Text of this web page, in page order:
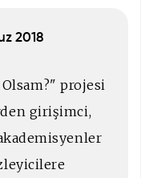
2018
projesi
girişimci,